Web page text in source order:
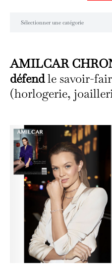
AMILCAR
défendle savoir-
(horlogerie,